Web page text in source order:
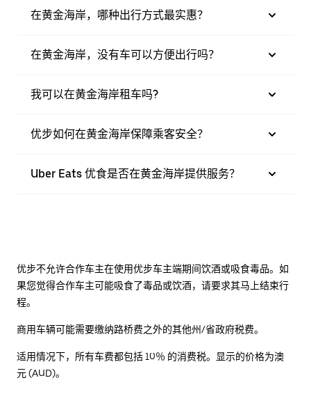
在黄金海岸，哪种出行方式最实惠？
在黄金海岸，没有车可以方便出行吗？
我可以在黄金海岸租车吗?
优步如何在黄金海岸保障乘客安全？
Uber Eats 优食是否在黄金海岸提供服务？
优步不允许合作车主在使用优步车主端期间饮酒或吸食毒品。如
果您觉得合作车主可能吸食了毒品或饮酒，请要求其马上结束行
程。
商用车辆可能需要缴纳路桥费之外的其他州/省政府税费。
适用情况下，所有车费都包括 10％ 的消费税。显示的价格为澳
元 (AUD)。